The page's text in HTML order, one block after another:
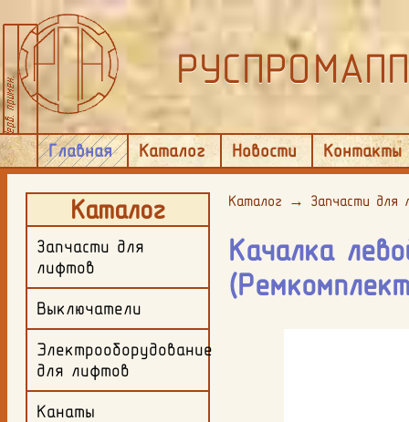
Главная Каталог Новости Контакты
Каталог
Запчасти для
лифтов
Выключатели
Электрооборудование
для лифтов
Канаты
Каталог → Запчасти для
Качалка